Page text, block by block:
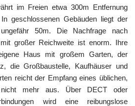
im Freien etwa 300m Entfernung
geschlossenen Gebäuden liegt der
50m. Die Nachfrage nach
großer Reichweite ist enorm. Ihre
Haus mit großem Garten, der
die Großbaustelle, Kaufhäuser und
reicht der Empfang eines üblichen,
nicht mehr aus. Über DECT oder
wird eine reibungslose